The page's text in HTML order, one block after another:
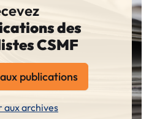
des
CSMF
publications
aux archives